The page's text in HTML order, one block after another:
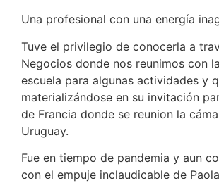
Una profesional con una energía
Tuve el privilegio de conocerla a
Negocios donde nos reunimos con
escuela para algunas actividades y
materializándose en su invitación
de Francia donde se reunion la
Uruguay.
Fue en tiempo de pandemia y aun
con el empuje inclaudicable de